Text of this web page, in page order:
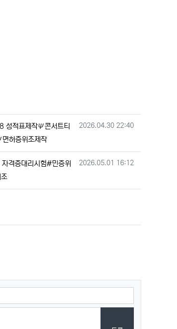
성적표제작Ψ콘서트티
허증위조제작
작성일
2026.04.30 22:40
격증대리시험#민증위
작성일
2026.05.01 16:12